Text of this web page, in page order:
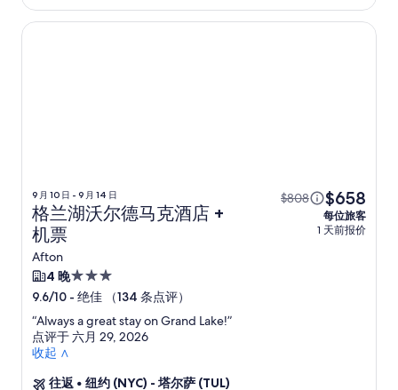
9 月 10 日 - 9 月 14 日
格兰湖沃尔德马克酒店 +
机票
Afton
$808 $658
每位旅客
1 天前报价
4 晚3.0
星
住
宿
9.6/10 - 绝佳 （134 条点评）
“Always a great stay on Grand Lake!”
点评于 六月 29, 2026
收起 ∧
往返 • 纽约 (NYC) - 塔尔萨 (TUL)
格兰湖沃尔德马克酒店